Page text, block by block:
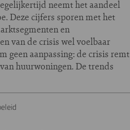
neemt het aandeel
Deze cijfers sporen met het
en
van de crisis wel voelbaar
geen aanpassing: de crisis remt
huurwoningen. De trends